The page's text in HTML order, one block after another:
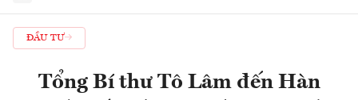
ĐẦU TƯ
Tổng Bí thư Tô Lâm đến Hàn